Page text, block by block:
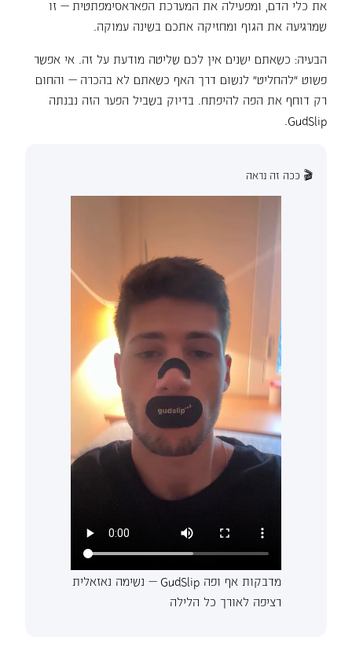
את כלי הדם, ומפעילה את המערכת הפאראסימפתטית — זו
שמרגיעה את הגוף ומחזיקה אתכם בשינה עמוקה.
הבעיה: כשאתם ישנים אין לכם שליטה מודעת על זה. אי אפשר
פשוט "להחליט" לנשום דרך האף כשאתם לא בהכרה — והחום
רק דוחף את הפה להיפתח. בדיוק בשביל הפער הזה נבנתה
GudSlip.
🎬 ככה זה נראה
מדבקות אף ופה GudSlip — נשימה נאזאלית
רציפה לאורך כל הלילה